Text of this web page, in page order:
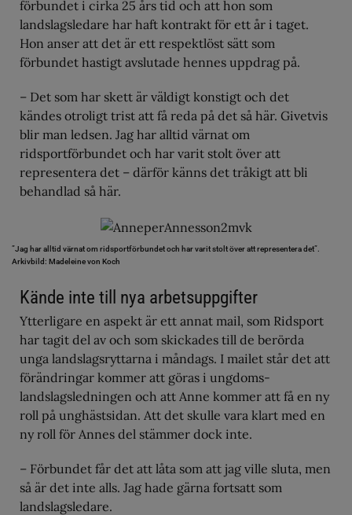
förbundet i cirka 25 års tid och att hon som
landslagsledare har haft kontrakt för ett år i taget.
Hon anser att det är ett respektlöst sätt som
förbundet hastigt avslutade hennes uppdrag på.
– Det som har skett är väldigt konstigt och det
kändes otroligt trist att få reda på det så här. Givetvis
blir man ledsen. Jag har alltid värnat om
ridsportförbundet och har varit stolt över att
representera det – därför känns det tråkigt att bli
behandlad så här.
”Jag har alltid värnat om ridsportförbundet och har varit stolt över att representera det”.
Arkivbild: Madeleine von Koch
Kände inte till nya arbetsuppgifter
Ytterligare en aspekt är ett annat mail, som Ridsport
har tagit del av och som skickades till de berörda
unga landslagsryttarna i måndags. I mailet står det att
förändringar kommer att göras i ungdoms-
landslagsledningen och att Anne kommer att få en ny
roll på unghästsidan. Att det skulle vara klart med en
ny roll för Annes del stämmer dock inte.
– Förbundet får det att låta som att jag ville sluta, men
så är det inte alls. Jag hade gärna fortsatt som
landslagsledare.